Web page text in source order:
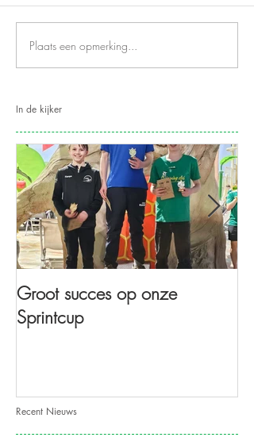
Plaats een opmerking...
In de kijker
Groot succes op onze
Sprintcup
Recent Nieuws